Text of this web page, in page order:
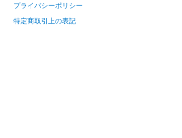
プライバシーポリシー
特定商取引上の表記